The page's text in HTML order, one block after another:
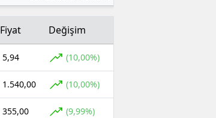
Fiyat Değişim
5,94 (10,00%)
1.540,00 (10,00%)
355,00 (9,99%)